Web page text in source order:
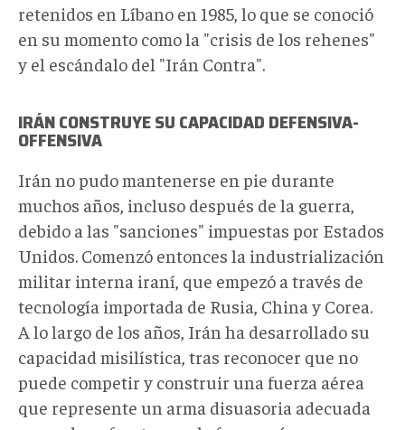
retenidos en Líbano en 1985, lo que se conoció
en su momento como la "crisis de los rehenes"
y el escándalo del "Irán Contra".
IRÁN CONSTRUYE SU CAPACIDAD DEFENSIVA-
OFFENSIVA
Irán no pudo mantenerse en pie durante
muchos años, incluso después de la guerra,
debido a las "sanciones" impuestas por Estados
Unidos. Comenzó entonces la industrialización
militar interna iraní, que empezó a través de
tecnología importada de Rusia, China y Corea.
A lo largo de los años, Irán ha desarrollado su
capacidad misilística, tras reconocer que no
puede competir y construir una fuerza aérea
que represente un arma disuasoria adecuada